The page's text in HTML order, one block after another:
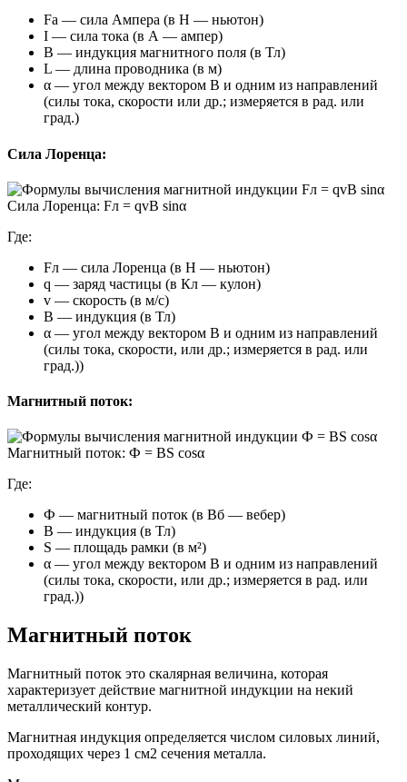
Fa — сила Ампера (в Н — ньютон)
I — сила тока (в А — ампер)
B — индукция магнитного поля (в Тл)
L — длина проводника (в м)
α — угол между вектором В и одним из направлений
(силы тока, скорости или др.; измеряется в рад. или
град.)
Сила Лоренца:
Сила Лоренца: Fл = qvB sinα
Где:
Fл — сила Лоренца (в Н — ньютон)
q — заряд частицы (в Кл — кулон)
v — скорость (в м/с)
B — индукция (в Тл)
α — угол между вектором В и одним из направлений
(силы тока, скорости, или др.; измеряется в рад. или
град.))
Магнитный поток:
Магнитный поток: Ф = BS cosα
Где:
Ф — магнитный поток (в Вб — вебер)
B — индукция (в Тл)
S — площадь рамки (в м²)
α — угол между вектором В и одним из направлений
(силы тока, скорости, или др.; измеряется в рад. или
град.))
Магнитный поток
Магнитный поток это скалярная величина, которая
характеризует действие магнитной индукции на некий
металлический контур.
Магнитная индукция определяется числом силовых линий,
проходящих через 1 см2 сечения металла.